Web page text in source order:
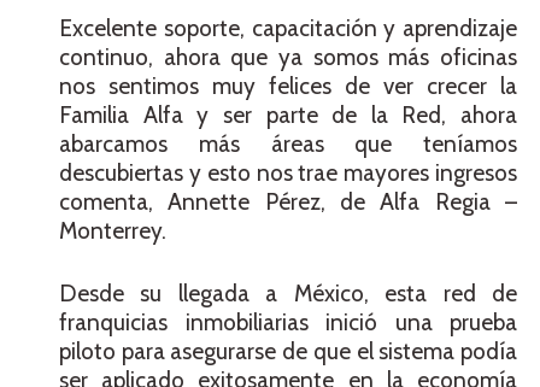
Excelente soporte, capacitación y aprendizaje
continuo, ahora que ya somos más oficinas
nos sentimos muy felices de ver crecer la
Familia Alfa y ser parte de la Red, ahora
abarcamos más áreas que teníamos
descubiertas y esto nos trae mayores ingresos
comenta, Annette Pérez, de Alfa Regia –
Monterrey.
Desde su llegada a México, esta red de
franquicias inmobiliarias inició una prueba
piloto para asegurarse de que el sistema podía
ser aplicado exitosamente en la economía